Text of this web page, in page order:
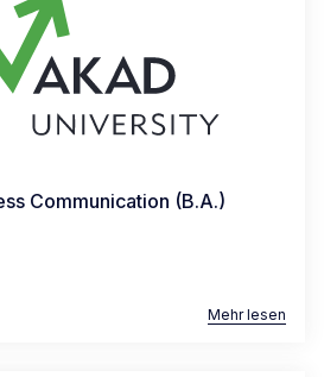
Communication (B.A.)
Mehr lesen